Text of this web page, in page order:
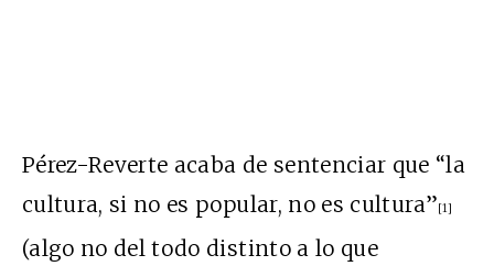
Pérez-Reverte acaba de sentenciar que “la
cultura, si no es popular, no es cultura”[1]
(algo no del todo distinto a lo que